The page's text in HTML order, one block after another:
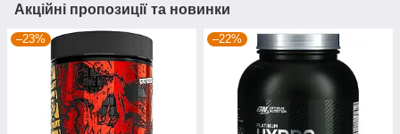
Акційні пропозиції та новинки
–23% –22%